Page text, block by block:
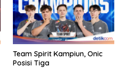
Team Spirit Kampiun, Onic
Posisi Tiga